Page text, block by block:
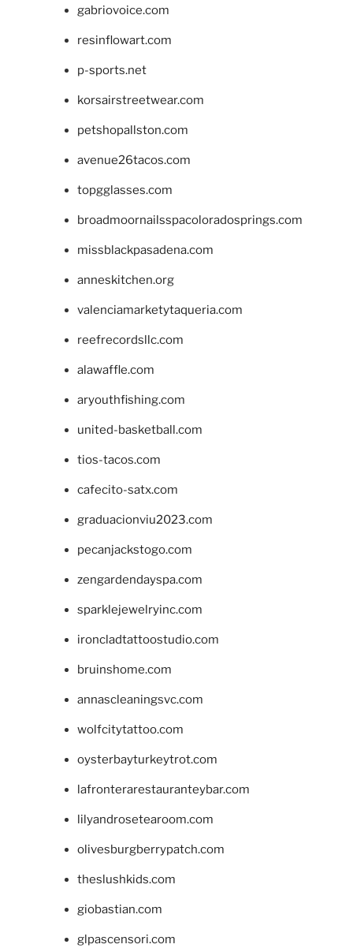
gabriovoice.com
resinflowart.com
p-sports.net
korsairstreetwear.com
petshopallston.com
avenue26tacos.com
topgglasses.com
broadmoornailsspacoloradosprings.com
missblackpasadena.com
anneskitchen.org
valenciamarketytaqueria.com
reefrecordsllc.com
alawaffle.com
aryouthfishing.com
united-basketball.com
tios-tacos.com
cafecito-satx.com
graduacionviu2023.com
pecanjackstogo.com
zengardendayspa.com
sparklejewelryinc.com
ironcladtattoostudio.com
bruinshome.com
annascleaningsvc.com
wolfcitytattoo.com
oysterbayturkeytrot.com
lafronterarestauranteybar.com
lilyandrosetearoom.com
olivesburgberrypatch.com
theslushkids.com
giobastian.com
glpascensori.com